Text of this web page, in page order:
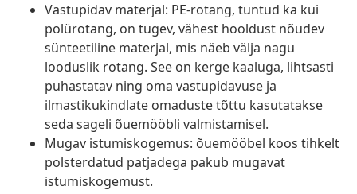
Vastupidav materjal: PE-rotang, tuntud ka kui
polürotang, on tugev, vähest hooldust nõudev
sünteetiline materjal, mis näeb välja nagu
looduslik rotang. See on kerge kaaluga, lihtsasti
puhastatav ning oma vastupidavuse ja
ilmastikukindlate omaduste tõttu kasutatakse
seda sageli õuemööbli valmistamisel.
Mugav istumiskogemus: õuemööbel koos tihkelt
polsterdatud patjadega pakub mugavat
istumiskogemust.